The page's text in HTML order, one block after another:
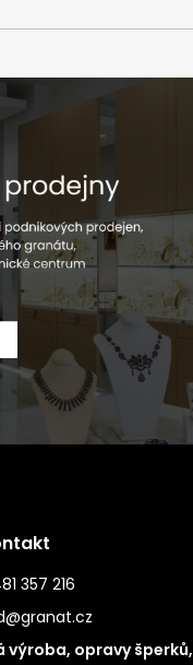
357 216
výroba, opravy šperků,